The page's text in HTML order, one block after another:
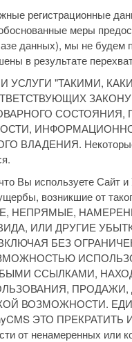
регистрационные
меры
данных), мы не будем
в результате
И УСЛУГИ "ТАКИМИ,
Некоторые
Вы используете Сайт
возникшие от
НЕПРЯМЫЕ,
ИЛИ ДРУГИЕ
БЕЗ
ССЫЛКАМИ,
ПРОДАЖИ,
ВОЗМОЖНОСТИ.
ЭТО ПРЕКРАТИТЬ
от ненамеренных